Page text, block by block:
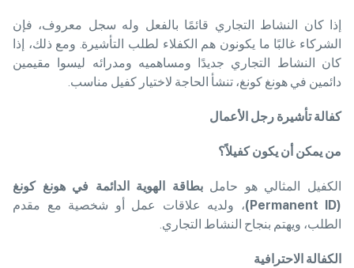
إذا كان النشاط التجاري قائمًا بالفعل وله سجل معروف، فإن
الشركاء غالبًا ما يكونون هم الكفلاء لطلب التأشيرة. ومع ذلك، إذا
كان النشاط التجاري جديدًا ومساهميه ومدرائه ليسوا مقيمين
دائمين في هونغ كونغ، تنشأ الحاجة لاختيار كفيل مناسب.
كفالة تأشيرة رجل الأعمال
من يمكن أن يكون كفيلاً؟
الكفيل المثالي هو حامل بطاقة الهوية الدائمة في هونغ كونغ
(Permanent ID)
، ولديه علاقات عمل أو شخصية مع مقدم
الطلب، ويهتم بنجاح النشاط التجاري.
الكفالة الاحترافية